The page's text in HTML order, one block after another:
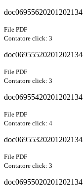
File PDF
Contatore click: 3
File PDF
Contatore click: 3
File PDF
Contatore click: 4
File PDF
Contatore click: 3